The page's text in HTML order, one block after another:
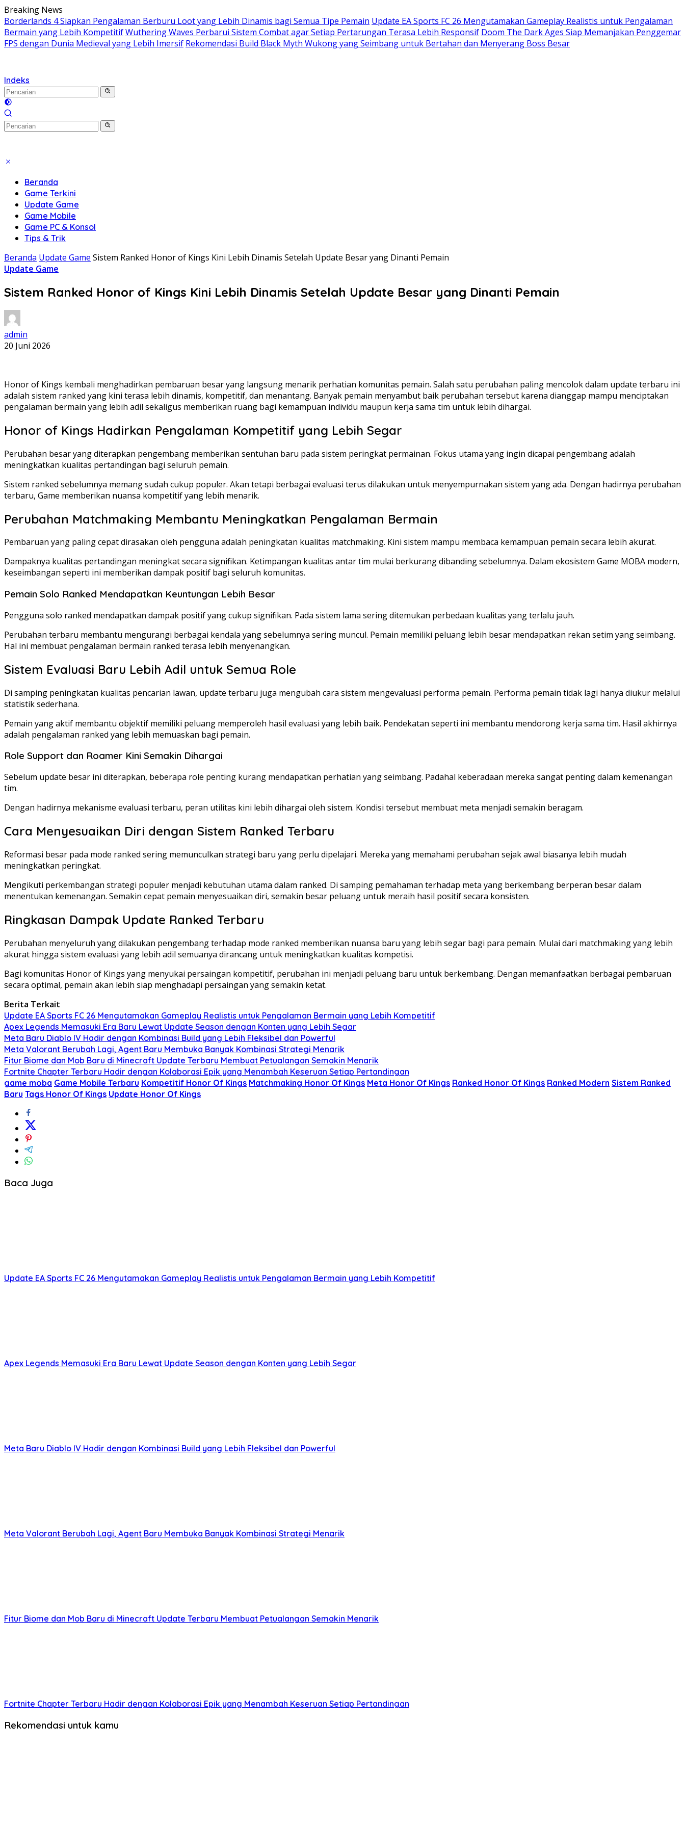
Langsung
ke
konten
Breaking News
Borderlands 4 Siapkan Pengalaman Berburu Loot yang Lebih Dinamis bagi Semua Tipe Pemain Update EA Sports FC 26 Mengutamakan Gameplay Realistis untuk Pengalaman
Bermain yang Lebih KompetitifWuthering Waves Perbarui Sistem Combat agar Setiap Pertarungan Terasa Lebih Responsif Doom The Dark Ages Siap Memanjakan Penggemar
FPS dengan Dunia Medieval yang Lebih Imersif Rekomendasi Build Black Myth Wukong yang Seimbang untuk Bertahan dan Menyerang Boss Besar
Indeks
Beranda
Game Terkini
Update Game
Game Mobile
Game PC & Konsol
Tips & Trik
Beranda Update Game Sistem Ranked Honor of Kings Kini Lebih Dinamis Setelah Update Besar yang Dinanti Pemain
Update Game
Sistem Ranked Honor of Kings Kini Lebih Dinamis Setelah Update Besar yang Dinanti Pemain
admin
20 Juni 2026
Honor of Kings kembali menghadirkan pembaruan besar yang langsung menarik perhatian komunitas pemain. Salah satu perubahan paling mencolok dalam update terbaru ini
adalah sistem ranked yang kini terasa lebih dinamis, kompetitif, dan menantang. Banyak pemain menyambut baik perubahan tersebut karena dianggap mampu menciptakan
pengalaman bermain yang lebih adil sekaligus memberikan ruang bagi kemampuan individu maupun kerja sama tim untuk lebih dihargai.
Honor of Kings Hadirkan Pengalaman Kompetitif yang Lebih Segar
Perubahan besar yang diterapkan pengembang memberikan sentuhan baru pada sistem peringkat permainan. Fokus utama yang ingin dicapai pengembang adalah
meningkatkan kualitas pertandingan bagi seluruh pemain.
Sistem ranked sebelumnya memang sudah cukup populer. Akan tetapi berbagai evaluasi terus dilakukan untuk menyempurnakan sistem yang ada. Dengan hadirnya perubahan
terbaru, Game memberikan nuansa kompetitif yang lebih menarik.
Perubahan Matchmaking Membantu Meningkatkan Pengalaman Bermain
Pembaruan yang paling cepat dirasakan oleh pengguna adalah peningkatan kualitas matchmaking. Kini sistem mampu membaca kemampuan pemain secara lebih akurat.
Dampaknya kualitas pertandingan meningkat secara signifikan. Ketimpangan kualitas antar tim mulai berkurang dibanding sebelumnya. Dalam ekosistem Game MOBA modern,
keseimbangan seperti ini memberikan dampak positif bagi seluruh komunitas.
Pemain Solo Ranked Mendapatkan Keuntungan Lebih Besar
Pengguna solo ranked mendapatkan dampak positif yang cukup signifikan. Pada sistem lama sering ditemukan perbedaan kualitas yang terlalu jauh.
Perubahan terbaru membantu mengurangi berbagai kendala yang sebelumnya sering muncul. Pemain memiliki peluang lebih besar mendapatkan rekan setim yang seimbang.
Hal ini membuat pengalaman bermain ranked terasa lebih menyenangkan.
Sistem Evaluasi Baru Lebih Adil untuk Semua Role
Di samping peningkatan kualitas pencarian lawan, update terbaru juga mengubah cara sistem mengevaluasi performa pemain. Performa pemain tidak lagi hanya diukur melalui
statistik sederhana.
Pemain yang aktif membantu objektif memiliki peluang memperoleh hasil evaluasi yang lebih baik. Pendekatan seperti ini membantu mendorong kerja sama tim. Hasil akhirnya
adalah pengalaman ranked yang lebih memuaskan bagi pemain.
Role Support dan Roamer Kini Semakin Dihargai
Sebelum update besar ini diterapkan, beberapa role penting kurang mendapatkan perhatian yang seimbang. Padahal keberadaan mereka sangat penting dalam kemenangan
tim.
Dengan hadirnya mekanisme evaluasi terbaru, peran utilitas kini lebih dihargai oleh sistem. Kondisi tersebut membuat meta menjadi semakin beragam.
Cara Menyesuaikan Diri dengan Sistem Ranked Terbaru
Reformasi besar pada mode ranked sering memunculkan strategi baru yang perlu dipelajari. Mereka yang memahami perubahan sejak awal biasanya lebih mudah
meningkatkan peringkat.
Mengikuti perkembangan strategi populer menjadi kebutuhan utama dalam ranked. Di samping pemahaman terhadap meta yang berkembang berperan besar dalam
menentukan kemenangan. Semakin cepat pemain menyesuaikan diri, semakin besar peluang untuk meraih hasil positif secara konsisten.
Ringkasan Dampak Update Ranked Terbaru
Perubahan menyeluruh yang dilakukan pengembang terhadap mode ranked memberikan nuansa baru yang lebih segar bagi para pemain. Mulai dari matchmaking yang lebih
akurat hingga sistem evaluasi yang lebih adil semuanya dirancang untuk meningkatkan kualitas kompetisi.
Bagi komunitas Honor of Kings yang menyukai persaingan kompetitif, perubahan ini menjadi peluang baru untuk berkembang. Dengan memanfaatkan berbagai pembaruan
secara optimal, pemain akan lebih siap menghadapi persaingan yang semakin ketat.
Berita Terkait
Update EA Sports FC 26 Mengutamakan Gameplay Realistis untuk Pengalaman Bermain yang Lebih Kompetitif
Apex Legends Memasuki Era Baru Lewat Update Season dengan Konten yang Lebih Segar
Meta Baru Diablo IV Hadir dengan Kombinasi Build yang Lebih Fleksibel dan Powerful
Meta Valorant Berubah Lagi, Agent Baru Membuka Banyak Kombinasi Strategi Menarik
Fitur Biome dan Mob Baru di Minecraft Update Terbaru Membuat Petualangan Semakin Menarik
Fortnite Chapter Terbaru Hadir dengan Kolaborasi Epik yang Menambah Keseruan Setiap Pertandingan
game moba Game Mobile Terbaru Kompetitif Honor Of Kings Matchmaking Honor Of Kings Meta Honor Of Kings Ranked Honor Of Kings Ranked Modern Sistem Ranked
Baru Tags Honor Of Kings Update Honor Of Kings
Baca Juga
Update EA Sports FC 26 Mengutamakan Gameplay Realistis untuk Pengalaman Bermain yang Lebih Kompetitif
Apex Legends Memasuki Era Baru Lewat Update Season dengan Konten yang Lebih Segar
Meta Baru Diablo IV Hadir dengan Kombinasi Build yang Lebih Fleksibel dan Powerful
Meta Valorant Berubah Lagi, Agent Baru Membuka Banyak Kombinasi Strategi Menarik
Fitur Biome dan Mob Baru di Minecraft Update Terbaru Membuat Petualangan Semakin Menarik
Fortnite Chapter Terbaru Hadir dengan Kolaborasi Epik yang Menambah Keseruan Setiap Pertandingan
Rekomendasi untuk kamu